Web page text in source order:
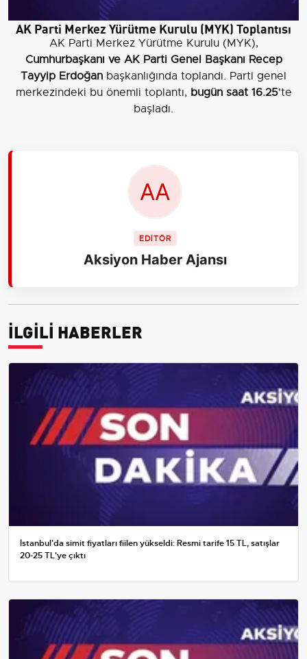
AK Parti Merkez Yürütme Kurulu (MYK) Toplantısı
AK Parti Merkez Yürütme Kurulu (MYK),
Cumhurbaşkanı ve AK Parti Genel Başkanı Recep
Tayyip Erdoğan başkanlığında toplandı. Parti genel
merkezindeki bu önemli toplantı, bugün saat 16.25'te
başladı.
EDİTÖR
Aksiyon Haber Ajansı
İLGİLİ HABERLER
İstanbul'da simit fiyatları fiilen yükseldi: Resmi tarife 15 TL, satışlar
20-25 TL'ye çıktı